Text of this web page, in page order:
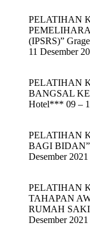
PELATIHAN
(IPSRS)”
11 Desember
PELATIHAN
BANGSAL
Hotel*** 09 –
PELATIHAN
BAGI BIDAN”
Desember 2021
PELATIHAN
TAHAPAN
RUMAH
Desember 2021